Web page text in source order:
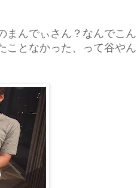
まんでぃさん？なんでこん
ことなかった、って谷やん